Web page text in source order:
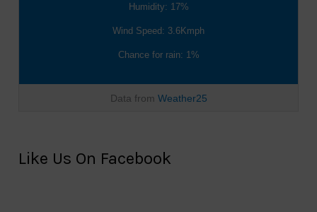
Humidity: 17%
Wind Speed: 3.6Kmph
Chance for rain: 1%
Data from Weather25
Like Us On Facebook